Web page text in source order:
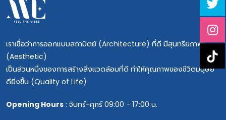
เราเชื่อว่าการออกแบบสถาปัตย์ (Architecture) ที่ดี มีสุนทรียภาพ
(Aesthetic)
เป็นส่วนหนึ่งของการสร้างสิ่งแวดล้อมที่ดี ทำให้คุณภาพของชีวิตมนุษย์
ดียิ่งขึ้น (Quality of Life)
Opening Hours : จันทร์-ศุกร์ 09:00 - 17:00 น.